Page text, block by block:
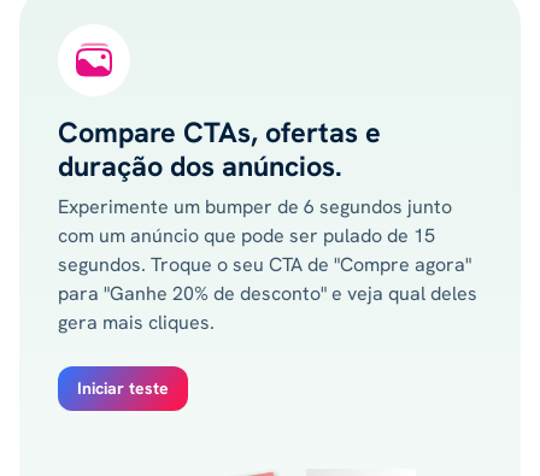
Compare CTAs, ofertas e
duração dos anúncios.
Experimente um bumper de 6 segundos junto
com um anúncio que pode ser pulado de 15
segundos. Troque o seu CTA de "Compre agora"
para "Ganhe 20% de desconto" e veja qual deles
gera mais cliques.
Iniciar teste